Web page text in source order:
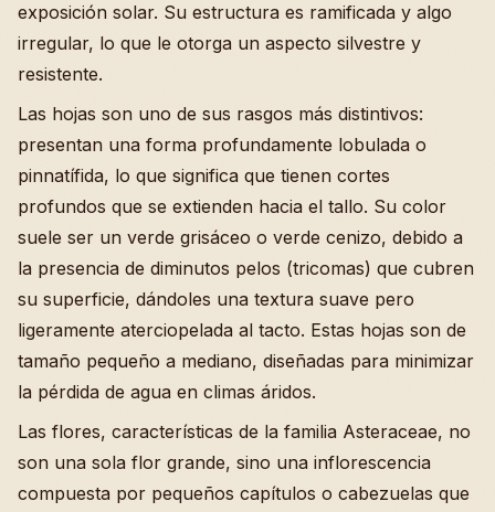
exposición solar. Su estructura es ramificada y algo
irregular, lo que le otorga un aspecto silvestre y
resistente.
Las hojas son uno de sus rasgos más distintivos:
presentan una forma profundamente lobulada o
pinnatífida, lo que significa que tienen cortes
profundos que se extienden hacia el tallo. Su color
suele ser un verde grisáceo o verde cenizo, debido a
la presencia de diminutos pelos (tricomas) que cubren
su superficie, dándoles una textura suave pero
ligeramente aterciopelada al tacto. Estas hojas son de
tamaño pequeño a mediano, diseñadas para minimizar
la pérdida de agua en climas áridos.
Las flores, características de la familia Asteraceae, no
son una sola flor grande, sino una inflorescencia
compuesta por pequeños capítulos o cabezuelas que